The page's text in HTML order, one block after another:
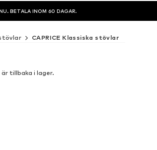
BETALA INOM 60 DAGAR.
CAPRICE Klassiska stövlar
tillbaka i lager.